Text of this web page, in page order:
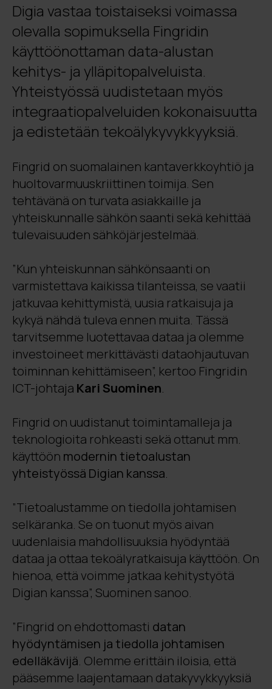
Digia vastaa toistaiseksi voimassa
olevalla sopimuksella Fingridin
käyttöönottaman data-alustan
kehitys- ja ylläpitopalveluista.
Yhteistyössä uudistetaan myös
integraatiopalveluiden kokonaisuutta
ja edistetään tekoälykyvykkyyksiä.
Fingrid on suomalainen kantaverkkoyhtiö ja
huoltovarmuuskriittinen toimija. Sen
tehtävänä on turvata asiakkaille ja
yhteiskunnalle sähkön saanti sekä kehittää
tulevaisuuden sähköjärjestelmää.
”Kun yhteiskunnan sähkönsaanti on
varmistettava kaikissa tilanteissa, se vaatii
jatkuvaa kehittymistä, uusia ratkaisuja ja
kykyä nähdä tuleva ennen muita. Tässä
tarvitsemme luotettavaa dataa ja olemme
investoineet merkittävästi dataohjautuvan
toiminnan kehittämiseen”, kertoo Fingridin
ICT-johtaja Kari Suominen.
Fingrid on uudistanut toimintamalleja ja
teknologioita rohkeasti sekä ottanut mm.
käyttöön modernin tietoalustan
yhteistyössä Digian kanssa.
”Tietoalustamme on tiedolla johtamisen
selkäranka. Se on tuonut myös aivan
uudenlaisia mahdollisuuksia hyödyntää
dataa ja ottaa tekoälyratkaisuja käyttöön. On
hienoa, että voimme jatkaa kehitystyötä
Digian kanssa”, Suominen sanoo.
”Fingrid on ehdottomasti datan
hyödyntämisen ja tiedolla johtamisen
edelläkävijä. Olemme erittäin iloisia, että
pääsemme laajentamaan datakyvykkyyksiä